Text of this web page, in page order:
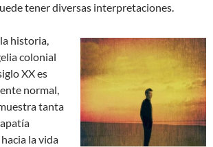
tener diversas interpretaciones.
historia,
colonial
XX es
normal,
tanta
la vida